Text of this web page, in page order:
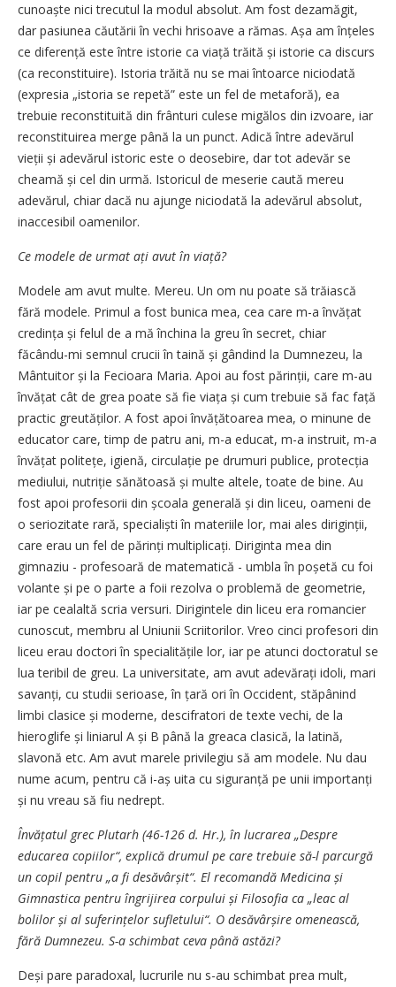
cunoaște nici trecutul la modul absolut. Am fost dezamăgit,
dar pasiunea căutării în vechi hrisoave a rămas. Așa am înțeles
ce diferență este între istorie ca viață trăită și istorie ca discurs
(ca reconstituire). Istoria trăită nu se mai întoarce niciodată
(expresia „istoria se repetă” este un fel de metaforă), ea
trebuie reconstituită din frânturi culese migălos din izvoare, iar
reconstituirea merge până la un punct. Adică între adevărul
vieții și adevărul istoric este o deosebire, dar tot adevăr se
cheamă și cel din urmă. Istoricul de meserie caută mereu
adevărul, chiar dacă nu ajunge niciodată la adevărul absolut,
inaccesibil oamenilor.
Ce modele de urmat ați avut în viață?
Modele am avut multe. Mereu. Un om nu poate să trăiască
fără modele. Primul a fost bunica mea, cea care m-a învățat
credința și felul de a mă închina la greu în secret, chiar
făcându-mi semnul crucii în taină și gândind la Dumnezeu, la
Mântuitor și la Fecioara Maria. Apoi au fost părinții, care m-au
învățat cât de grea poate să fie viața și cum trebuie să fac față
practic greutăților. A fost apoi învățătoarea mea, o minune de
educator care, timp de patru ani, m-a educat, m-a instruit, m-a
învățat politețe, igienă, circulație pe drumuri publice, protecția
mediului, nutriție sănătoasă și multe altele, toate de bine. Au
fost apoi profesorii din școala generală și din liceu, oameni de
o seriozitate rară, specialiști în materiile lor, mai ales diriginții,
care erau un fel de părinți multipli­cați. Diriginta mea din
gimnaziu - profesoară de matematică - umbla în poșetă cu foi
volante și pe o parte a foii rezolva o problemă de geometrie,
iar pe cealaltă scria versuri. Dirigintele din liceu era romancier
cunoscut, membru al Uniunii Scriitorilor. Vreo cinci profesori din
liceu erau doctori în specialitățile lor, iar pe atunci doctoratul se
lua teribil de greu. La universitate, am avut adevărați idoli, mari
savanți, cu studii serioase, în țară ori în Occident, stăpânind
limbi clasice și moderne, descifratori de texte vechi, de la
hieroglife și liniarul A și B până la greaca clasică, la latină,
slavonă etc. Am avut marele privilegiu să am modele. Nu dau
nume acum, pentru că i-aș uita cu siguranță pe unii importanți
și nu vreau să fiu nedrept.
Învățatul grec Plutarh (46-126 d. Hr.), în lucrarea „Despre
educarea copiilor“, explică drumul pe care trebuie să-l parcurgă
un copil pentru „a fi desăvâr­șit“. El recomandă Medicina și
Gimnastica pentru îngrijirea corpului și Filosofia ca „leac al
bolilor și al suferințelor sufletului“. O desăvârșire omenească,
fără Dumnezeu. S-a schimbat ceva până astăzi?
Deși pare paradoxal, lucrurile nu s-au schimbat prea mult,